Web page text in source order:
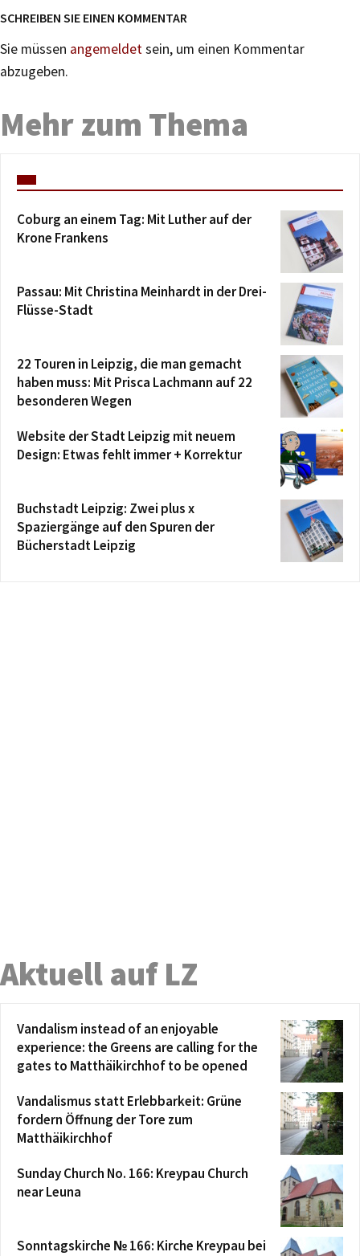
SCHREIBEN SIE EINEN KOMMENTAR
Sie müssen angemeldetsein, um einen Kommentar
abzugeben.
Mehr zum Thema
Coburg an einem Tag: Mit Luther auf der
Krone Frankens
Passau: Mit Christina Meinhardt in der Drei-
Flüsse-Stadt
22 Touren in Leipzig, die man gemacht
haben muss: Mit Prisca Lachmann auf 22
besonderen Wegen
Website der Stadt Leipzig mit neuem
Design: Etwas fehlt immer + Korrektur
Buchstadt Leipzig: Zwei plus x
Spaziergänge auf den Spuren der
Bücherstadt Leipzig
Aktuell auf LZ
Vandalism instead of an enjoyable
experience: the Greens are calling for the
gates to Matthäikirchhof to be opened
Vandalismus statt Erlebbarkeit: Grüne
fordern Öffnung der Tore zum
Matthäikirchhof
Sunday Church No. 166: Kreypau Church
near Leuna
Sonntagskirche № 166: Kirche Kreypau bei